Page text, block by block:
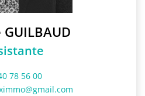
78 56 00